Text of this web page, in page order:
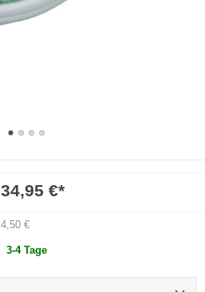
34,95 €*
4,50 €
3-4 Tage